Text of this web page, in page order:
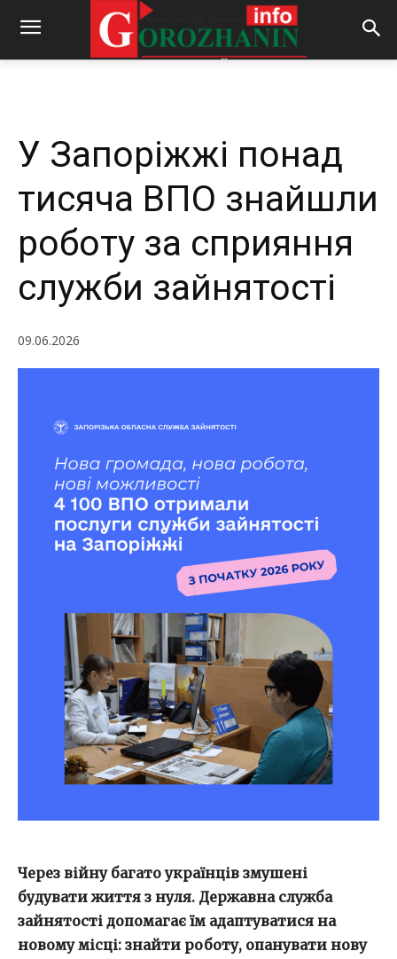
By REDACTOR - 09.06.2026 160
У Запоріжжі понад
тисяча ВПО знайшли
роботу за сприяння
служби зайнятості
09.06.2026
Через війну багато українців змушені
будувати життя з нуля. Державна служба
зайнятості допомагає їм адаптуватися на
новому місці: знайти роботу, опанувати нову